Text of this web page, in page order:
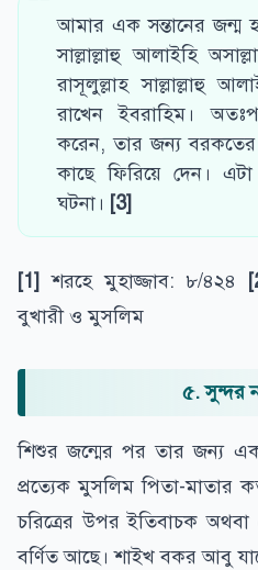
আমার এক সন্তানের জন্ম
সাল্লাল্লাহু আলাইহি
রাসূলুল্লাহ সাল্লাল্লাহু
রাখেন ইবরাহিম।
করেন, তার জন্য
কাছে ফিরিয়ে দেন।
ঘটনা। [3]
[1] শরহে মুহাজ্জাব: ৮/৪২৪
বুখারী ও মুসলিম
৫. সুন্দর
শিশুর জন্মের পর তার জন্য
প্রত্যেক মুসলিম পিতা-মাতার
চরিত্রের উপর ইতিবাচক অথবা
বর্ণিত আছে। শাইখ বকর আবু